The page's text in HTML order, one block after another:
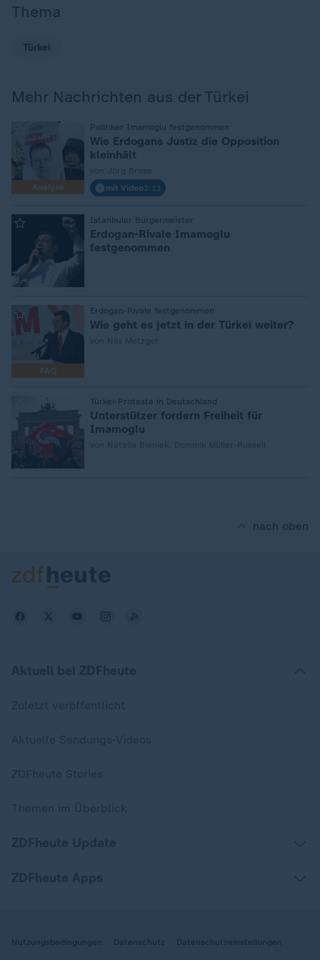
Thema
Türkei
Mehr Nachrichten aus der Türkei
Analyse
Politiker Imamoglu festgenommen
Wie Erdogans Justiz die Opposition
kleinhält
mit Video2:11
Istanbuler Bürgermeister
Erdogan-Rivale Imamoglu
festgenommen
FAQ
Erdogan-Rivale festgenommen
Wie geht es jetzt in der Türkei weiter?
Türkei-Proteste in Deutschland
Unterstützer fordern Freiheit für
Imamoglu
nach oben
Nutzungsbedingungen Datenschutz Datenschutzeinstellungen